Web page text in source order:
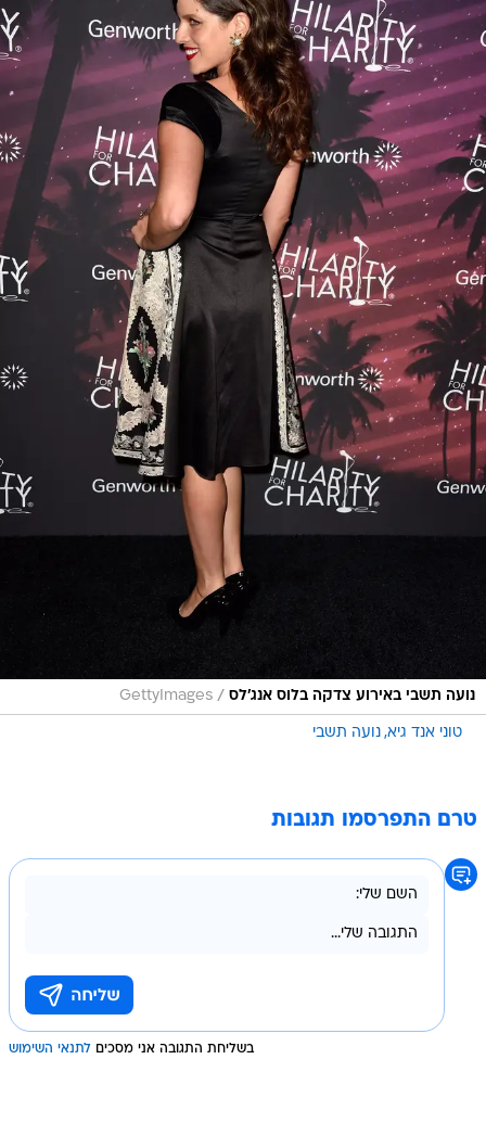
נועה תשבי באירוע צדקה בלוס אנג'לס /
GettyImages
טוני אנד גיא נועה תשבי
טרם התפרסמו תגובות
בשליחת התגובה אני מסכים לתנאי השימוש